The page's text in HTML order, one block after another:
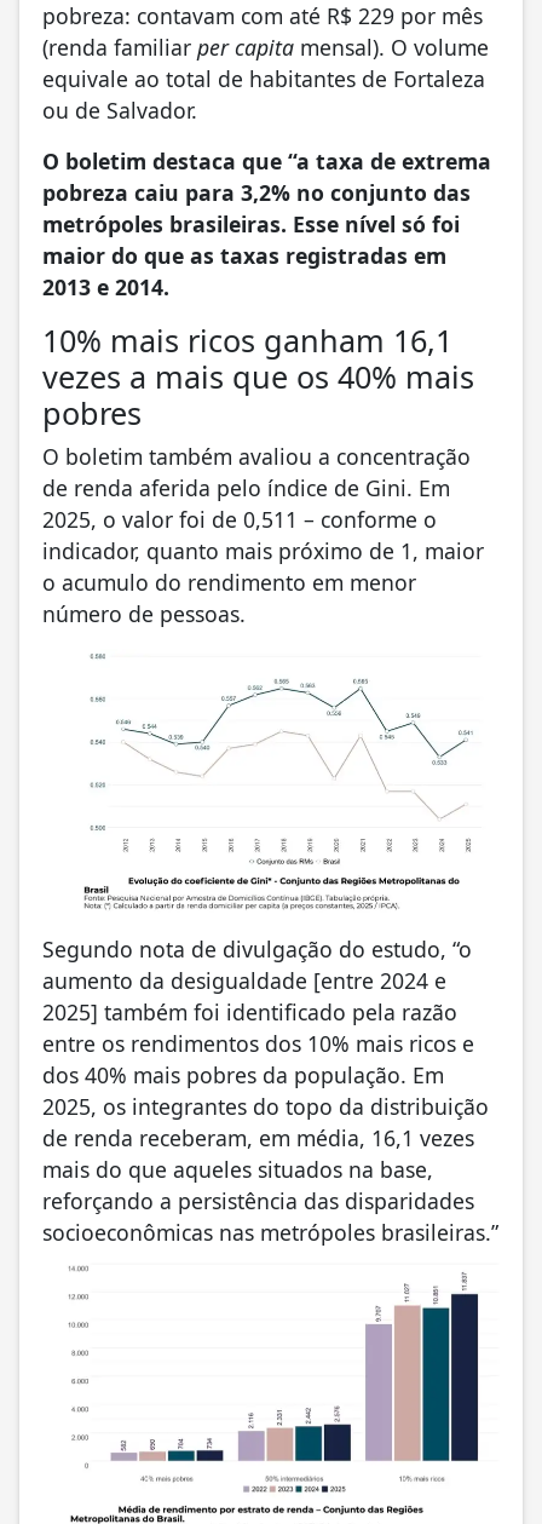
pobreza: contavam com até R$ 229 por mês
(renda familiar per capita mensal). O volume
equivale ao total de habitantes de Fortaleza
ou de Salvador.
O boletim destaca que “a taxa de extrema
pobreza caiu para 3,2% no conjunto das
metrópoles brasileiras. Esse nível só foi
maior do que as taxas registradas em
2013 e 2014.
10% mais ricos ganham 16,1
vezes a mais que os 40% mais
pobres
O boletim também avaliou a concentração
de renda aferida pelo índice de Gini. Em
2025, o valor foi de 0,511 – conforme o
indicador, quanto mais próximo de 1, maior
o acumulo do rendimento em menor
número de pessoas.
Segundo nota de divulgação do estudo, “o
aumento da desigualdade [entre 2024 e
2025] também foi identificado pela razão
entre os rendimentos dos 10% mais ricos e
dos 40% mais pobres da população. Em
2025, os integrantes do topo da distribuição
de renda receberam, em média, 16,1 vezes
mais do que aqueles situados na base,
reforçando a persistência das disparidades
socioeconômicas nas metrópoles brasileiras.”